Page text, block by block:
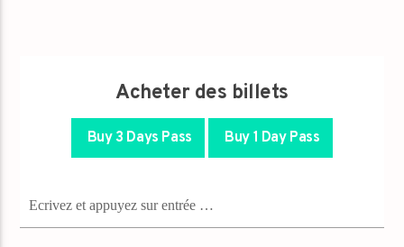
Acheter des billets
Buy 3 Days Pass Buy 1 Day Pass